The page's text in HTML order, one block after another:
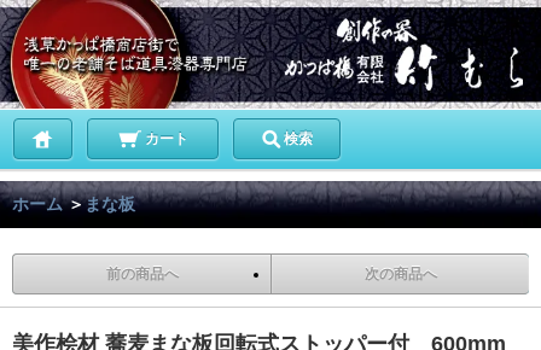
カート 検索
ホーム ＞まな板
前の商品へ 次の商品へ
美作桧材 蕎麦まな板回転式ストッパー付 600mm